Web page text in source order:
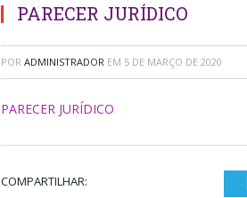
PARECER JURÍDICO
POR ADMINISTRADOR EM 5 DE MARÇO DE 2020
PARECER JURÍDICO
COMPARTILHAR: